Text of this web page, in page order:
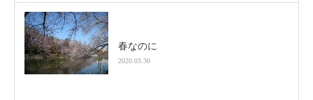
春なのに
2020.03.30